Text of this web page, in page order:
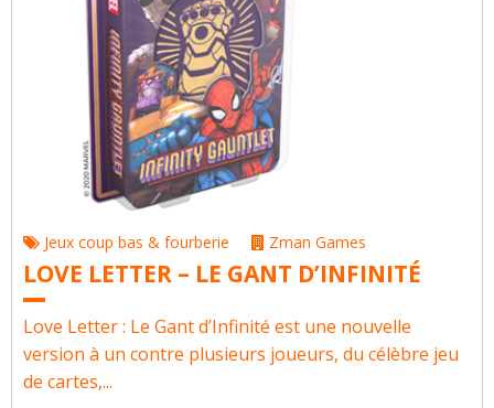
Jeux coup bas & fourberie Zman Games
LOVE LETTER – LE GANT D’INFINITÉ
Love Letter : Le Gant d’Infinité est une nouvelle
version à un contre plusieurs joueurs, du célèbre jeu
de cartes,...